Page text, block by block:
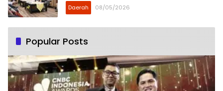
Daerah 08/05/2026
Popular Posts